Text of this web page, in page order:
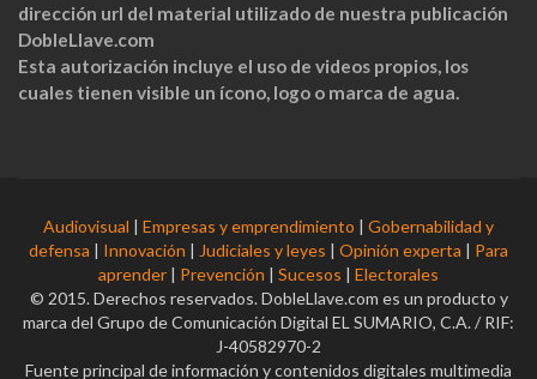
dirección url del material utilizado de nuestra publicación
DobleLlave.com
Esta autorización incluye el uso de videos propios, los
cuales tienen visible un ícono, logo o marca de agua.
Audiovisual Empresas y emprendimiento
Gobernabilidad y
defensa
Innovación Judiciales y leyes Opinión experta
Para
aprender
Prevención Sucesos
Electorales
© 2015. Derechos reservados. DobleLlave.com es un producto y
marca del Grupo de Comunicación Digital EL SUMARIO, C.A. / RIF:
J-40582970-2
Fuente principal de información y contenidos digitales multimedia